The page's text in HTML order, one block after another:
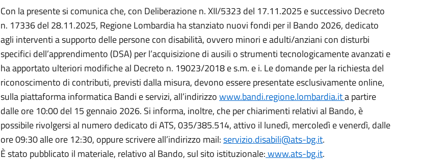
Con la presente si comunica che, con Deliberazione n. XII/5323 del 17.11.2025 e successivo Decreto
n. 17336 del 28.11.2025, Regione Lombardia hastanziato nuovi fondi peril Bando 2026, dedicato
agli interventi asupporto dellepersone con disabilità, ovvero minori e adulti/anziani con disturbi
specifici dell’apprendimento (DSA) per l’acquisizione di ausili o strumenti tecnologicamente avanzati e
ha apportato ulteriori modifiche al Decreto n. 19023/2018 e s.m. e i. Le domande per la richiesta del
riconoscimento di contributi, previsti dalla misura, devono essere presentate esclusivamente online,
sulla piattaforma informatica Bandi e servizi, all’indirizzowww.bandi.regione.lombardia.ita partire
dalle ore 10:00 del 15 gennaio 2026. Si informa, inoltre, che per chiarimenti relativi al Bando, è
possibile rivolgersi al numero dedicato di ATS, 035/385.514, attivo il lunedì, mercoledì e venerdì, dalle
ore 09:30 alle ore 12:30, oppure scrivere all’indirizzo mail:servizio.disabili@ats-bg.it.
È stato pubblicato il materiale, relativo al Bando, sul sito istituzionale:www.ats-bg.it.